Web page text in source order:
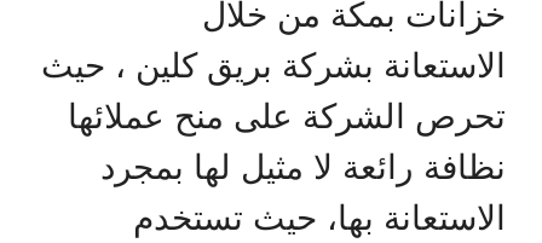
خزانات بمكة من خلال
الاستعانة بشركة بريق كلين ، حيث
تحرص الشركة على منح عملائها
نظافة رائعة لا مثيل لها بمجرد
الاستعانة بها، حيث تستخدم